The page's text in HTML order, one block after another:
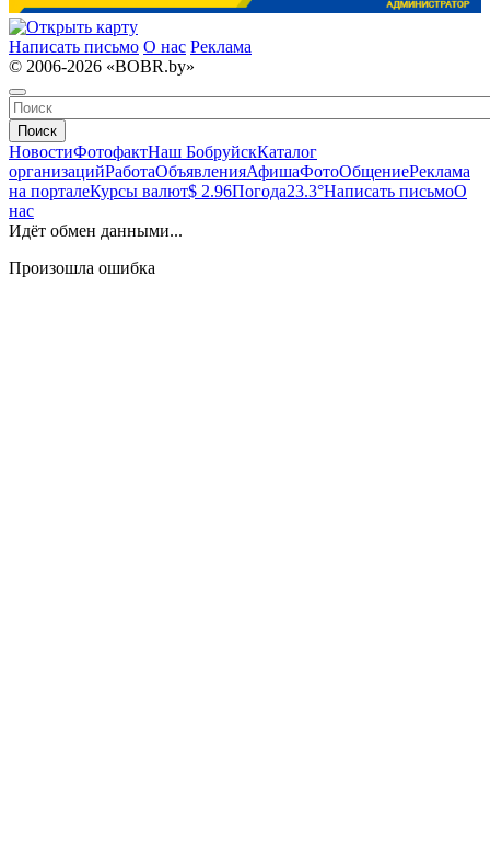
Написать письмо О нас Реклама
© 2006-2026 «BOBR.by»
Поиск
НовостиФотофактНаш БобруйскКаталог
организацийРаботаОбъявленияАфишаФотоОбщениеРеклама
на порталеКурсы валют$ 2.96Погода23.3°Написать письмоО
нас
Идёт обмен данными...
Произошла ошибка